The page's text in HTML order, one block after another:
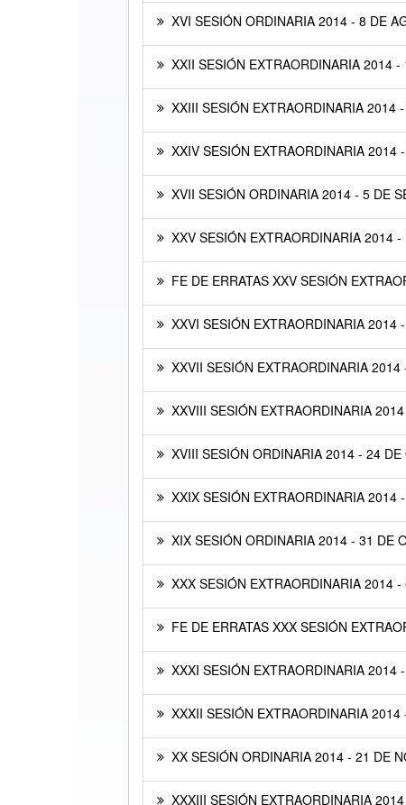
XVI SESIÓN ORDINARIA 2014 - 8 DE
XXII SESIÓN EXTRAORDINARIA 2014
XXIII SESIÓN EXTRAORDINARIA 2014
XXIV SESIÓN EXTRAORDINARIA 2014
XVII SESIÓN ORDINARIA 2014 - 5 DE
XXV SESIÓN EXTRAORDINARIA 2014
FE DE ERRATAS XXV SESIÓN
XXVI SESIÓN EXTRAORDINARIA 2014
XXVII SESIÓN EXTRAORDINARIA
XXVIII SESIÓN EXTRAORDINARIA
XVIII SESIÓN ORDINARIA 2014 - 24
XXIX SESIÓN EXTRAORDINARIA 2014
XIX SESIÓN ORDINARIA 2014 - 31 DE
XXX SESIÓN EXTRAORDINARIA 2014
FE DE ERRATAS XXX SESIÓN
XXXI SESIÓN EXTRAORDINARIA 2014
XXXII SESIÓN EXTRAORDINARIA
XX SESIÓN ORDINARIA 2014 - 21 DE
XXXIII SESIÓN EXTRAORDINARIA